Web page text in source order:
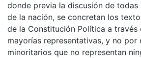
donde previa la discusión de todas
de la nación, se concretan los
de la Constitución Política a través
mayorías representativas, y no por
minoritarios que no representan